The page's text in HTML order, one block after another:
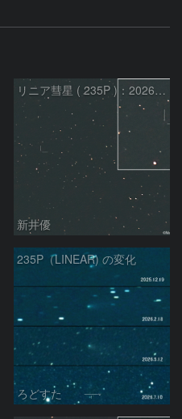
リニア彗星 ( 235P )：2026/07/09
新井優
235P（LINEAR) の変化
ろどすた